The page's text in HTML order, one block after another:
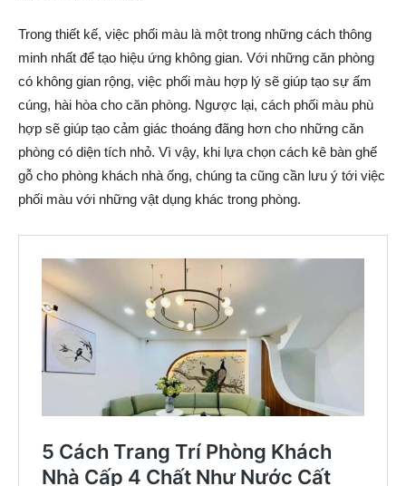
Trong thiết kế, việc phối màu là một trong những cách thông
minh nhất để tạo hiệu ứng không gian. Với những căn phòng
có không gian rộng, việc phối màu hợp lý sẽ giúp tạo sự ấm
cúng, hài hòa cho căn phòng. Ngược lại, cách phối màu phù
hợp sẽ giúp tạo cảm giác thoáng đãng hơn cho những căn
phòng có diện tích nhỏ. Vì vậy, khi lựa chọn cách kê bàn ghế
gỗ cho phòng khách nhà ống, chúng ta cũng cần lưu ý tới việc
phối màu với những vật dụng khác trong phòng.